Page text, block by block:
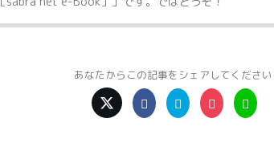
あなたからこの記事をシェアしてください